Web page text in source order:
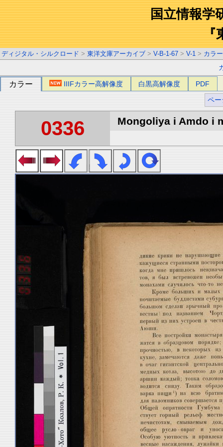
国立情報学
『
ディジタル・シルクロード > 東洋文庫アーカイブ > V-B-1-67 > V-1 > カラ
カラー IIIFカラー高解像度 白黒高解像度 PDF
ペー
0336 Mongoliya i Amdo i